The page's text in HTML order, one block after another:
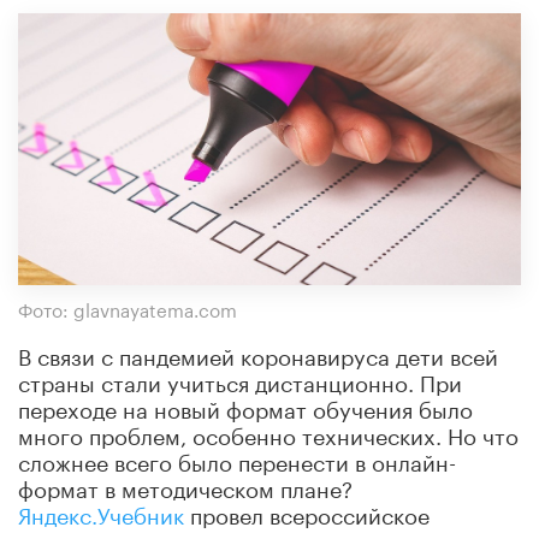
Фото: glavnayatema.com
В связи с пандемией коронавируса дети всей
страны стали учиться дистанционно. При
переходе на новый формат обучения было
много проблем, особенно технических. Но что
сложнее всего было перенести в онлайн-
формат в методическом плане?
Яндекс.Учебникпровел всероссийское